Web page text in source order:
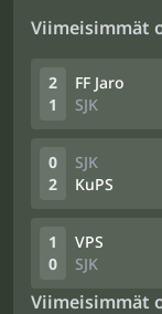
Viimeisimmät
2
1
FF Jaro
SJK
0
2
SJK
KuPS
1
0
VPS
SJK
Viimeisimmät